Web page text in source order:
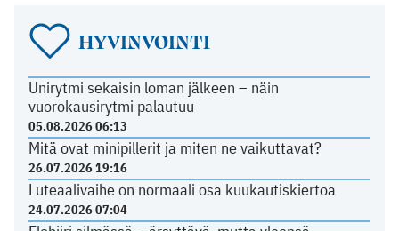
HYVINVOINTI
Unirytmi sekaisin loman jälkeen – näin
vuorokausirytmi palautuu
05.08.2026 06:13
Mitä ovat minipillerit ja miten ne vaikuttavat?
26.07.2026 19:16
Luteaalivaihe on normaali osa kuukautiskiertoa
24.07.2026 07:04